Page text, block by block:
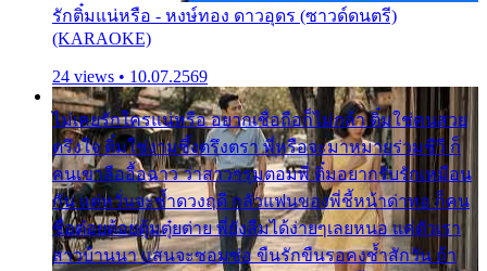
รักติ๋มแน่หรือ - หงษ์ทอง ดาวอุดร (ซาวด์ดนตรี)
(KARAOKE)
24 views • 10.07.2569
ไม่เคยรักใครแน่หรือ อยากเชื่อถือก็ไม่กล้า ติ๋มใช่คนสวย
ตรึงใจ ติ๋มใช่งามซึ้งตรึงตรา พี่หรือจะมาหมายร่วมชีวี ก็
คนเขาลืออื้อฉาว ว่าสาวๆรุมตอมพี่ ติ๋มอยากรับรักเหมือน
กัน แต่หวั่นจะช้ำดวงฤดี กลัวแฟนของพี่ชี้หน้าด่าทอ ก็คน
ชื่อต๋อยต้อยตุ้มตุ๋ยต่าย พี่ยังลืมได้ง่ายๆเลยหนอ แค่ตัวเรา
สาวบ้านนา แสนจะซอมซ่อ ขืนรักขืนรอคงช้ำสักวัน ถ้า